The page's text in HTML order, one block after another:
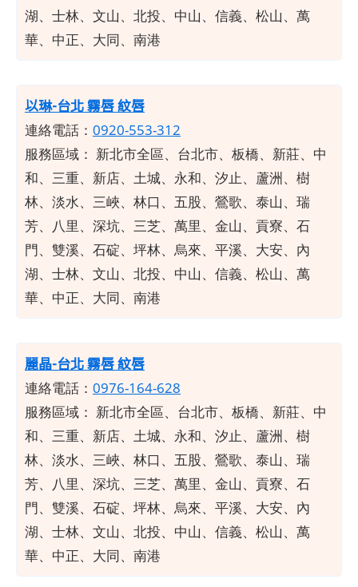
湖、士林、文山、北投、中山、信義、松山、萬
華、中正、大同、南港
以琳-台北 霧唇 紋唇
連絡電話： 0920-553-312
服務區域： 新北市全區、台北市、板橋、新莊、中
和、三重、新店、土城、永和、汐止、蘆洲、樹
林、淡水、三峽、林口、五股、鶯歌、泰山、瑞
芳、八里、深坑、三芝、萬里、金山、貢寮、石
門、雙溪、石碇、坪林、烏來、平溪、大安、內
湖、士林、文山、北投、中山、信義、松山、萬
華、中正、大同、南港
麗晶-台北 霧唇 紋唇
連絡電話： 0976-164-628
服務區域： 新北市全區、台北市、板橋、新莊、中
和、三重、新店、土城、永和、汐止、蘆洲、樹
林、淡水、三峽、林口、五股、鶯歌、泰山、瑞
芳、八里、深坑、三芝、萬里、金山、貢寮、石
門、雙溪、石碇、坪林、烏來、平溪、大安、內
湖、士林、文山、北投、中山、信義、松山、萬
華、中正、大同、南港